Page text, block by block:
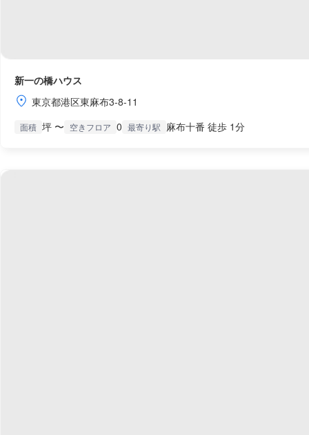
新一の橋ハウス
東京都港区東麻布3-8-11
面積 坪 〜 空きフロア 0 最寄り駅 麻布十番 徒歩 1分